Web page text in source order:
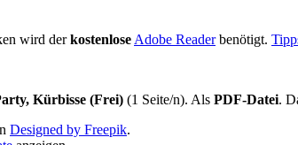
wird derkostenlose Adobe Readerbenötigt.
Kürbisse (Frei) (1 Seite/n). Als PDF-Datei.
Designed by Freepik.